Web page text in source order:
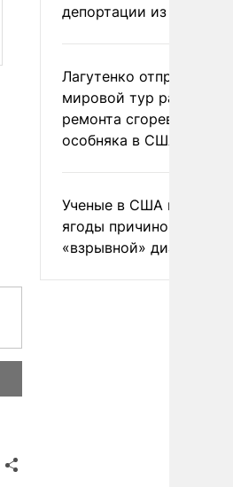
депортации из России
Лагутенко отправился в
мировой тур ради
ремонта сгоревшего
особняка в США
Ученые в США назвали
ягоды причиной
«взрывной» диареи